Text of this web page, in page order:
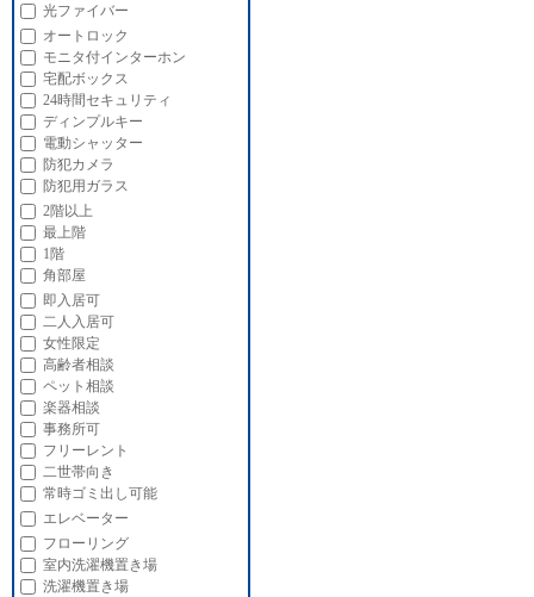
光ファイバー
オートロック
モニタ付インターホン
宅配ボックス
24時間セキュリティ
ディンプルキー
電動シャッター
防犯カメラ
防犯用ガラス
2階以上
最上階
1階
角部屋
即入居可
二人入居可
女性限定
高齢者相談
ペット相談
楽器相談
事務所可
フリーレント
二世帯向き
常時ゴミ出し可能
エレベーター
フローリング
室内洗濯機置き場
洗濯機置き場